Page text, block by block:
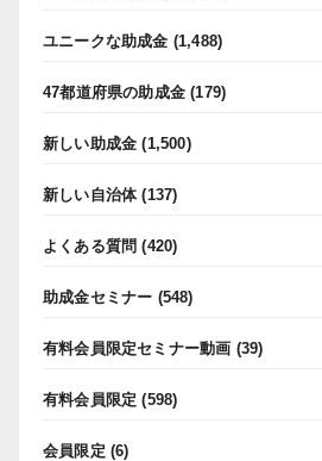
ユニークな助成金 (1,488)
47都道府県の助成金 (179)
新しい助成金 (1,500)
新しい自治体(137)
よくある質問 (420)
助成金セミナー (548)
有料会員限定セミナー動画 (39)
有料会員限定 (598)
会員限定 (6)